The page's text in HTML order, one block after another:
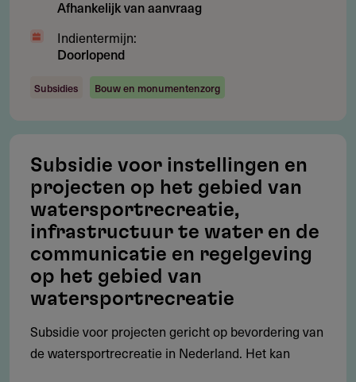
Gebruikersnotities
regeling/verstrekker
Relevante links
Fonds Vrijetijdseconomie Zeeland
Contact
Afhankelijk van aanvraag
Indientermijn:
Doorlopend
Subsidies Bouw en monumentenzorg
Subsidie voor instellingen en
projecten op het gebied van
watersportrecreatie,
infrastructuur te water en de
communicatie en regelgeving
op het gebied van
watersportrecreatie
Subsidie voor projecten gericht op bevordering van
de watersportrecreatie in Nederland. Het kan